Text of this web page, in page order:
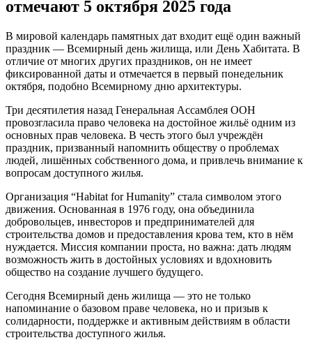
отмечают 5 октября 2025 года
В мировой календарь памятных дат входит ещё один важный
праздник — Всемирный день жилища, или День Хабитата. В
отличие от многих других праздников, он не имеет
фиксированной даты и отмечается в первый понедельник
октября, подобно Всемирному дню архитектуры.
Три десятилетия назад Генеральная Ассамблея ООН
провозгласила право человека на достойное жильё одним из
основных прав человека. В честь этого был учреждён
праздник, призванный напомнить обществу о проблемах
людей, лишённых собственного дома, и привлечь внимание к
вопросам доступного жилья.
Организация “Habitat for Humanity” стала символом этого
движения. Основанная в 1976 году, она объединила
добровольцев, инвесторов и предпринимателей для
строительства домов и предоставления крова тем, кто в нём
нуждается. Миссия компании проста, но важна: дать людям
возможность жить в достойных условиях и вдохновить
общество на создание лучшего будущего.
Сегодня Всемирный день жилища — это не только
напоминание о базовом праве человека, но и призыв к
солидарности, поддержке и активным действиям в области
строительства доступного жилья.